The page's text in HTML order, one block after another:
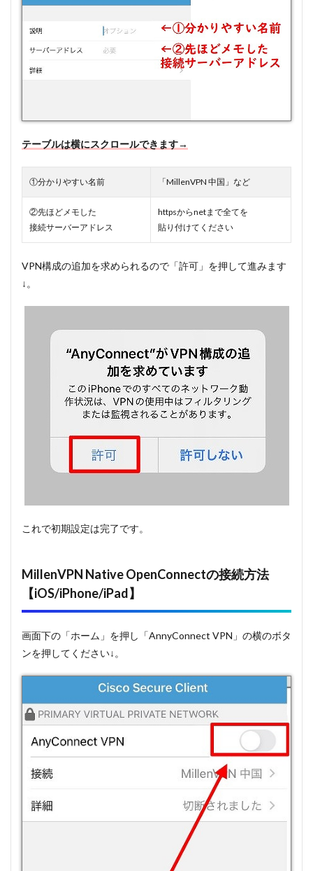
テーブルは横にスクロールできます→
①分かりやすい名前 「MillenVPN 中国」など
②先ほどメモした
接続サーバーアドレス
httpsからnetまで全てを
貼り付けてください
VPN構成の追加を求められるので「許可」を押して進みます
↓。
これで初期設定は完了です。
MillenVPN Native OpenConnectの接続方法
【iOS/iPhone/iPad】
画面下の「ホーム」を押し「AnnyConnect VPN」の横のボタ
ンを押してください↓。